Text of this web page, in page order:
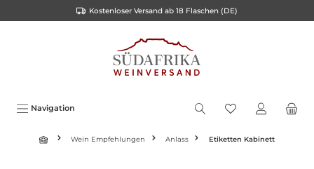
Kostenloser Versand ab 18 Flaschen (DE)
Navigation
Wein Empfehlungen Anlass Etiketten Kabinett